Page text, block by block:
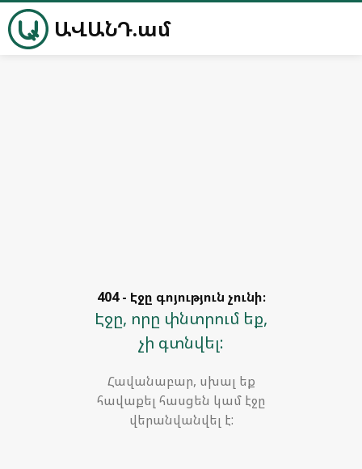
ԱՎԱՆԴ.ամ
404 - Էջը գոյություն չունի։
Էջը, որը փնտրում եք,
չի գտնվել:
Հավանաբար, սխալ եք
հավաքել հասցեն կամ էջը
վերանվանվել է: